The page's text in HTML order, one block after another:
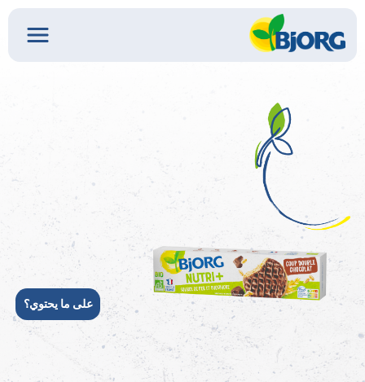
على ما يحتوي؟